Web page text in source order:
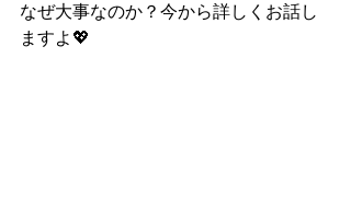
なぜ大事なのか？今から詳しくお話し
ますよ💖